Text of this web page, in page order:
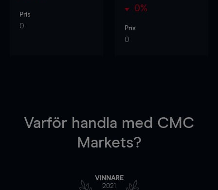
Pris
0
0%
Pris
0
Varför handla med CMC
Markets?
VINNARE
2021